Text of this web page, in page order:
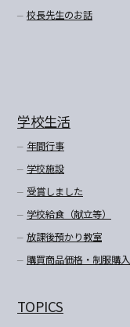
校長先生のお話
学校生活
年間行事
学校施設
受賞しました
学校給食（献立等）
放課後預かり教室
購買商品価格・制服購入
TOPICS